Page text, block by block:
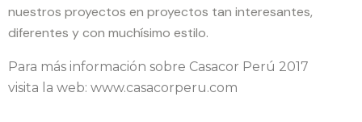
nuestros proyectos en proyectos tan interesantes,
diferentes y con muchísimo estilo.
Para más información sobre Casacor Perú 2017
visita la web: www.casacorperu.com